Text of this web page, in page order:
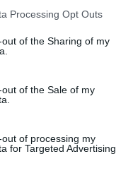
Processing Opt Outs
of the Sharing of my
of the Sale of my
of processing my
for Targeted Advertising.
Μεγαλύτερη
2.627,95 μονάδες
ΟΙΚΟΝΟΜΙΑ